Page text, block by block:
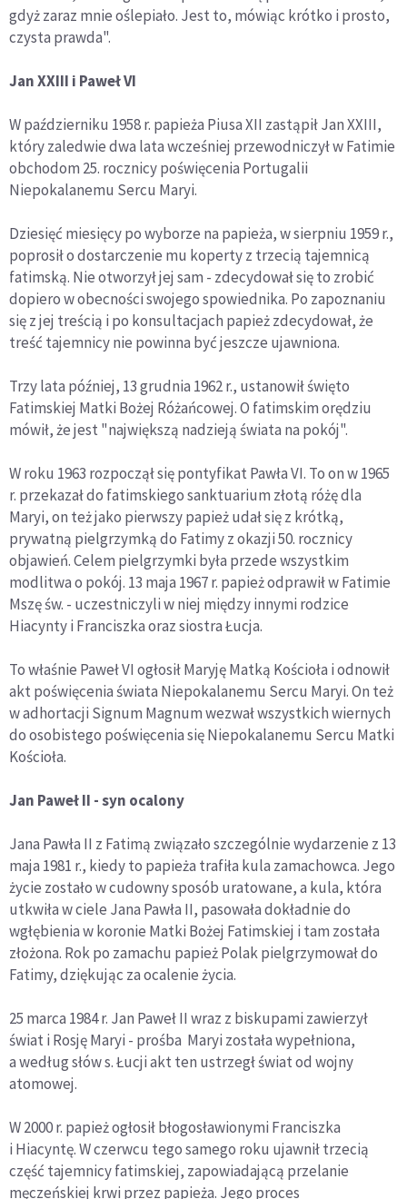
gdyż zaraz mnie oślepiało. Jest to, mówiąc krótko i prosto,
czysta prawda".
Jan XXIII i Paweł VI
W październiku 1958 r. papieża Piusa XII zastąpił Jan XXIII,
który zaledwie dwa lata wcześniej przewodniczył w Fatimie
obchodom 25. rocznicy poświęcenia Portugalii
Niepokalanemu Sercu Maryi.
Dziesięć miesięcy po wyborze na papieża, w sierpniu 1959 r.,
poprosił o dostarczenie mu koperty z trzecią tajemnicą
fatimską. Nie otworzył jej sam - zdecydował się to zrobić
dopiero w obecności swojego spowiednika. Po zapoznaniu
się z jej treścią i po konsultacjach papież zdecydował, że
treść tajemnicy nie powinna być jeszcze ujawniona.
Trzy lata później, 13 grudnia 1962 r., ustanowił święto
Fatimskiej Matki Bożej Różańcowej. O fatimskim orędziu
mówił, że jest "największą nadzieją świata na pokój".
W roku 1963 rozpoczął się pontyfikat Pawła VI. To on w 1965
r. przekazał do fatimskiego sanktuarium złotą różę dla
Maryi, on też jako pierwszy papież udał się z krótką,
prywatną pielgrzymką do Fatimy z okazji 50. rocznicy
objawień. Celem pielgrzymki była przede wszystkim
modlitwa o pokój. 13 maja 1967 r. papież odprawił w Fatimie
Mszę św. - uczestniczyli w niej między innymi rodzice
Hiacynty i Franciszka oraz siostra Łucja.
To właśnie Paweł VI ogłosił Maryję Matką Kościoła i odnowił
akt poświęcenia świata Niepokalanemu Sercu Maryi. On też
w adhortacji Signum Magnum wezwał wszystkich wiernych
do osobistego poświęcenia się Niepokalanemu Sercu Matki
Kościoła.
Jan Paweł II - syn ocalony
Jana Pawła II z Fatimą związało szczególnie wydarzenie z 13
maja 1981 r., kiedy to papieża trafiła kula zamachowca. Jego
życie zostało w cudowny sposób uratowane, a kula, która
utkwiła w ciele Jana Pawła II, pasowała dokładnie do
wgłębienia w koronie Matki Bożej Fatimskiej i tam została
złożona. Rok po zamachu papież Polak pielgrzymował do
Fatimy, dziękując za ocalenie życia.
25 marca 1984 r. Jan Paweł II wraz z biskupami zawierzył
świat i Rosję Maryi - prośba Maryi została wypełniona,
a według słów s. Łucji akt ten ustrzegł świat od wojny
atomowej.
W 2000 r. papież ogłosił błogosławionymi Franciszka
i Hiacyntę. W czerwcu tego samego roku ujawnił trzecią
część tajemnicy fatimskiej, zapowiadającą przelanie
męczeńskiej krwi przez papieża. Jego proces